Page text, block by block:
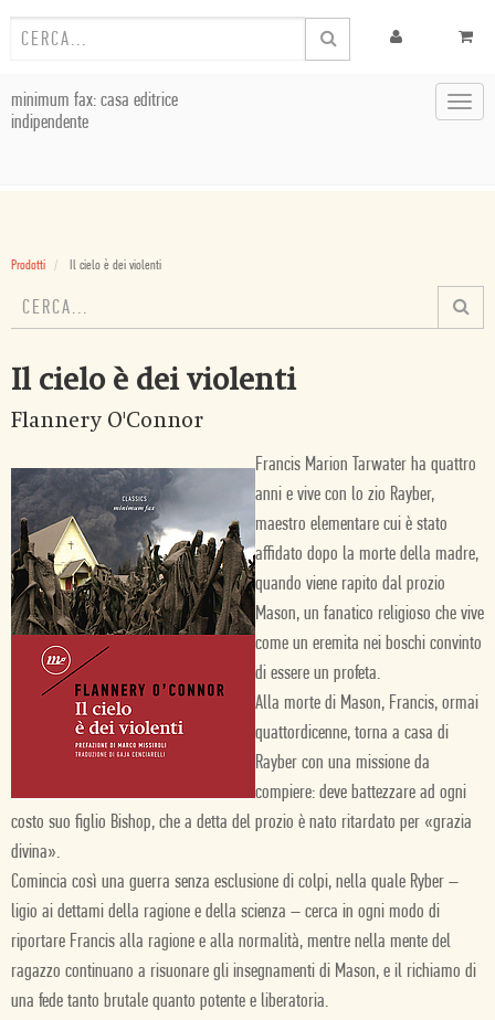
minimum fax: casa editrice
indipendente
Prodotti Il cielo è dei violenti
Il cielo è dei violenti
Flannery O'Connor
Francis Marion Tarwater ha quattro
anni e vive con lo zio Rayber,
maestro elementare cui è stato
affidato dopo la morte della madre,
quando viene rapito dal prozio
Mason, un fanatico religioso che vive
come un eremita nei boschi convinto
di essere un profeta.
Alla morte di Mason, Francis, ormai
quattordicenne, torna a casa di
Rayber con una missione da
compiere: deve battezzare ad ogni
costo suo figlio Bishop, che a detta del prozio è nato ritardato per «grazia
divina».
Comincia così una guerra senza esclusione di colpi, nella quale Ryber –
ligio ai dettami della ragione e della scienza – cerca in ogni modo di
riportare Francis alla ragione e alla normalità, mentre nella mente del
ragazzo continuano a risuonare gli insegnamenti di Mason, e il richiamo di
una fede tanto brutale quanto potente e liberatoria.